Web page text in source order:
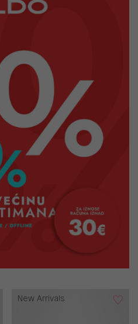
New Arrivals